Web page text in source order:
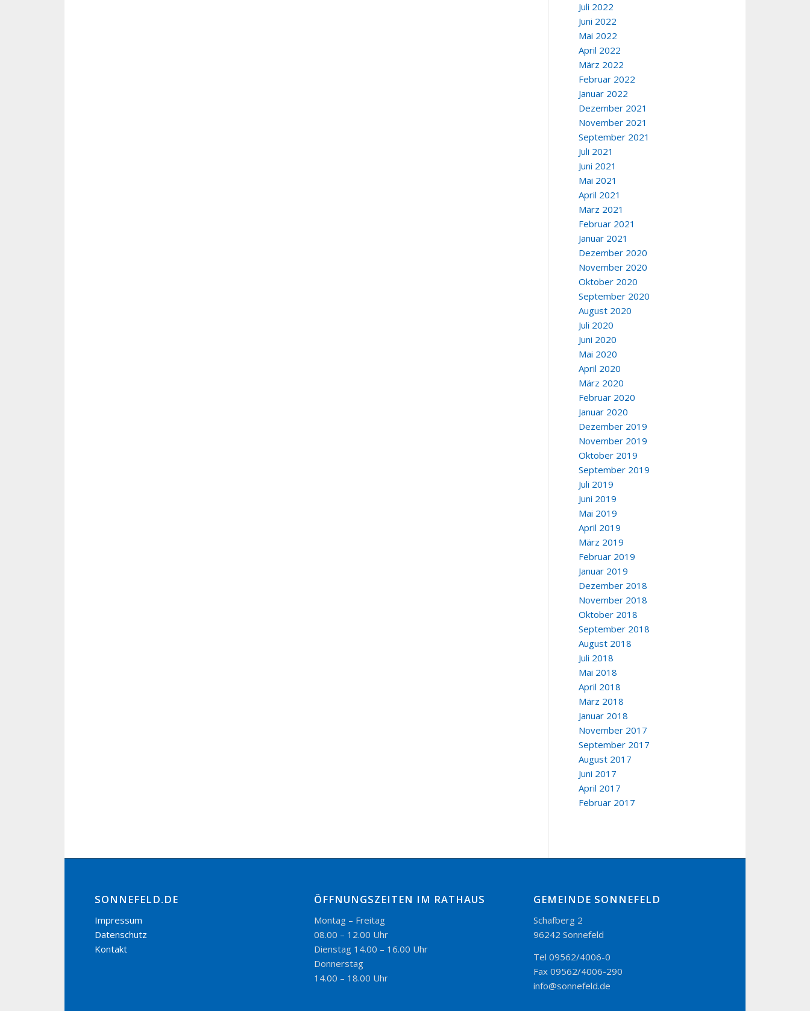
Juli 2022
Juni 2022
Mai 2022
April 2022
März 2022
Februar 2022
Januar 2022
Dezember 2021
November 2021
September 2021
Juli 2021
Juni 2021
Mai 2021
April 2021
März 2021
Februar 2021
Januar 2021
Dezember 2020
November 2020
Oktober 2020
September 2020
August 2020
Juli 2020
Juni 2020
Mai 2020
April 2020
März 2020
Februar 2020
Januar 2020
Dezember 2019
November 2019
Oktober 2019
September 2019
Juli 2019
Juni 2019
Mai 2019
April 2019
März 2019
Februar 2019
Januar 2019
Dezember 2018
November 2018
Oktober 2018
September 2018
August 2018
Juli 2018
Mai 2018
April 2018
März 2018
Januar 2018
November 2017
September 2017
August 2017
Juni 2017
April 2017
Februar 2017
SONNEFELD.DE
Impressum
Datenschutz
Kontakt
ÖFFNUNGSZEITEN IM RATHAUS
Montag – Freitag
08.00 – 12.00 Uhr
Dienstag 14.00 – 16.00 Uhr
Donnerstag
14.00 – 18.00 Uhr
GEMEINDE SONNEFELD
Schafberg 2
96242 Sonnefeld
Tel 09562/4006-0
Fax 09562/4006-290
info@sonnefeld.de